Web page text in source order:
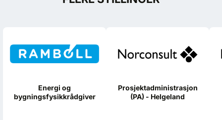
Energi og
bygningsfysikkrådgiver
Prosjektadministrasjon
(PA) - Helgeland